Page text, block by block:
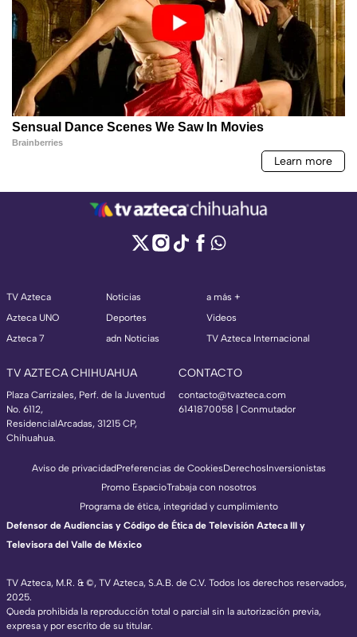
TV Azteca
Azteca UNO
Azteca 7
Noticias
Deportes
adn Noticias
a más +
Videos
TV Azteca Internacional
TV AZTECA CHIHUAHUA
Plaza Carrizales, Perf. de la Juventud
No. 6112,
ResidencialArcadas, 31215 CP,
Chihuahua.
CONTACTO
contacto@tvazteca.com
6141870058 | Conmutador
TV Azteca, M.R. & ©, TV Azteca, S.A.B. de C.V. Todos los derechos reservados,
2025.
Queda prohibida la reproducción total o parcial sin la autorización previa,
expresa y por escrito de su titular.
Aviso de privacidadPreferencias de CookiesDerechosInversionistas
Promo EspacioTrabaja con nosotros
Programa de ética, integridad y cumplimiento
Defensor de Audiencias y Código de Ética de Televisión Azteca III y
Televisora del Valle de México